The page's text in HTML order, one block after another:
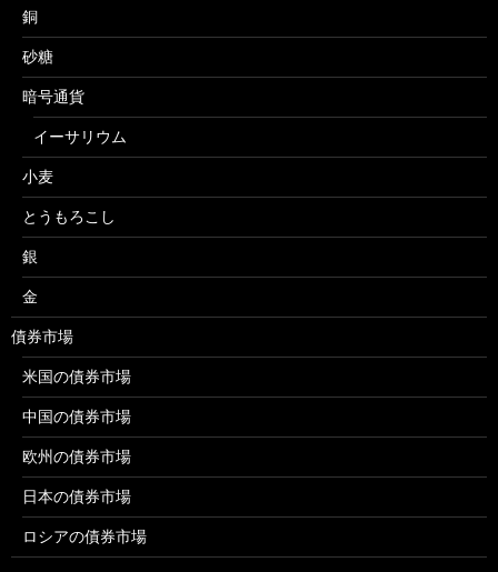
銅
砂糖
暗号通貨
イーサリウム
小麦
とうもろこし
銀
金
債券市場
米国の債券市場
中国の債券市場
欧州の債券市場
日本の債券市場
ロシアの債券市場